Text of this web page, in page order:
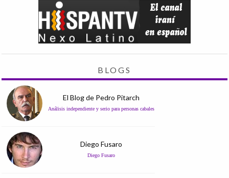
BLOGS
El Blog de Pedro Pitarch
Análisis independiente y serio para personas cabales
Diego Fusaro
Diego Fusaro